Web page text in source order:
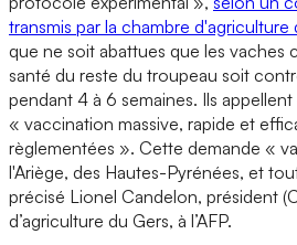
transmis par la chambre d'agriculture
que ne soit abattues que les vaches
santé du reste du troupeau soit
pendant 4 à 6 semaines. Ils
« vaccination massive, rapide et
règlementées ». Cette demande «
l'Ariège, des Hautes-Pyrénées, et
précisé Lionel Candelon, président
d’agriculture du Gers, à l’AFP.